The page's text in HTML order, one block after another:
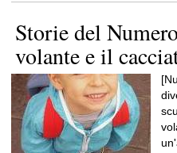
Storie del
volante e il